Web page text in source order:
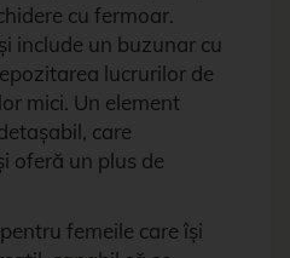
cu fermoar.
include un buzunar cu
lucrurilor de
mici. Un element
care
oferă un plus de
femeile care își